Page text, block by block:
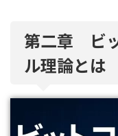
第二章 ビ
ル理論とは